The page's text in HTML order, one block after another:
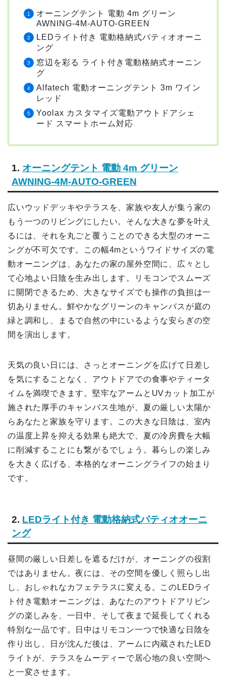
オーニングテント 電動 4m グリーン
AWNING-4M-AUTO-GREEN
LEDライト付き 電動格納式パティオオーニ
ング
窓辺を彩る ライト付き電動格納式オーニン
グ
Alfatech 電動オーニングテント 3m ワイン
レッド
Yoolax カスタマイズ電動アウトドアシェ
ード スマートホーム対応
1. オーニングテント 電動 4m グリーン
AWNING-4M-AUTO-GREEN
広いウッドデッキやテラスを、家族や友人が集う家の
もう一つのリビングにしたい。そんな大きな夢を叶え
るには、それを丸ごと覆うことのできる大型のオーニ
ングが不可欠です。この幅4mというワイドサイズの電
動オーニングは、あなたの家の屋外空間に、広々とし
て心地よい日陰を生み出します。リモコンでスムーズ
に開閉できるため、大きなサイズでも操作の負担は一
切ありません。鮮やかなグリーンのキャンバスが庭の
緑と調和し、まるで自然の中にいるような安らぎの空
間を演出します。
天気の良い日には、さっとオーニングを広げて日差し
を気にすることなく、アウトドアでの食事やティータ
イムを満喫できます。堅牢なアームとUVカット加工が
施された厚手のキャンバス生地が、夏の厳しい太陽か
らあなたと家族を守ります。この大きな日陰は、室内
の温度上昇を抑える効果も絶大で、夏の冷房費を大幅
に削減することにも繋がるでしょう。暮らしの楽しみ
を大きく広げる、本格的なオーニングライフの始まり
です。
2. LEDライト付き 電動格納式パティオオーニ
ング
昼間の厳しい日差しを遮るだけが、オーニングの役割
ではありません。夜には、その空間を優しく照らし出
し、おしゃれなカフェテラスに変える。このLEDライ
ト付き電動オーニングは、あなたのアウトドアリビン
グの楽しみを、一日中、そして夜まで延長してくれる
特別な一品です。日中はリモコン一つで快適な日陰を
作り出し、日が沈んだ後は、アームに内蔵されたLED
ライトが、テラスをムーディーで居心地の良い空間へ
と一変させます。